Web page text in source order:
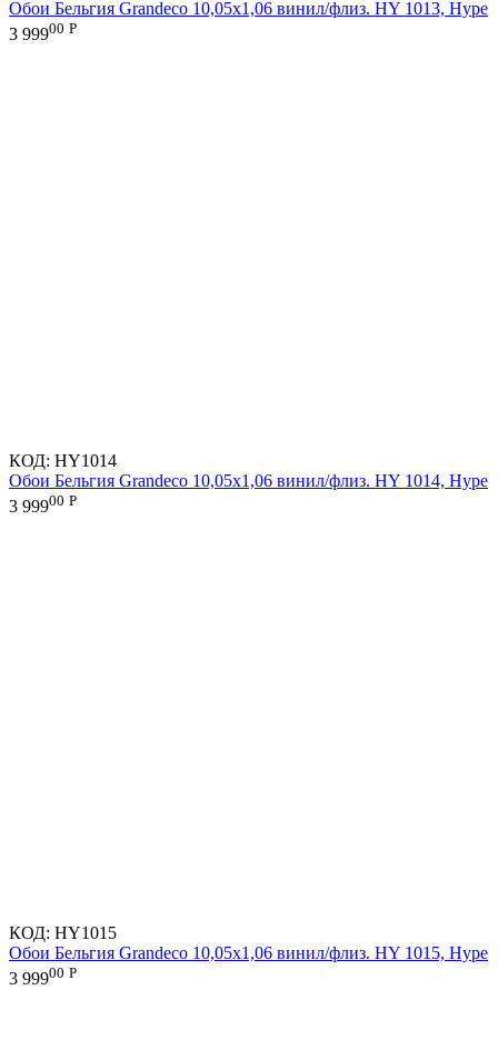
Обои Бельгия Grandeco 10,05х1,06 винил/флиз. HY 1013, Hype
3 99900 Р
КОД: HY1014
Обои Бельгия Grandeco 10,05х1,06 винил/флиз. HY 1014, Hype
3 99900 Р
КОД: HY1015
Обои Бельгия Grandeco 10,05х1,06 винил/флиз. HY 1015, Hype
3 99900 Р